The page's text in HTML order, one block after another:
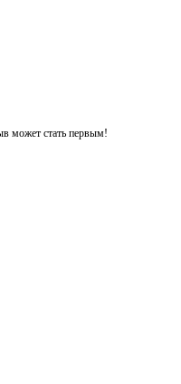
может стать первым!